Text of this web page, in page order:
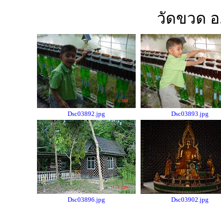
วัดขวด
Dsc03892.jpg Dsc03893.jpg
Dsc03896.jpg Dsc03902.jpg